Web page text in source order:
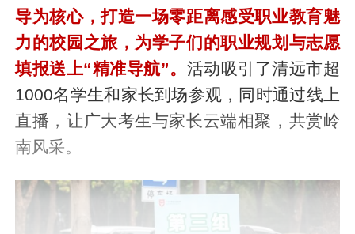
导为核心，打造一场零距离感受职业教育魅
力的校园之旅，为学子们的职业规划与志愿
填报送上“精准导航”。 活动吸引了清远市超
1000名学生和家长到场参观，同时通过线上
直播，让广大考生与家长云端相聚，共赏岭
南风采。